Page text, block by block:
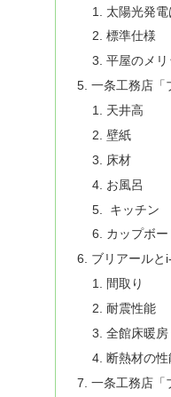
太陽光発
標準仕様
平屋のメリ
一条工務店「
天井高
壁紙
床材
お風呂
キッチン
カップボー
ブリアールと
間取り
耐震性能
全館床暖房
断熱材の性
一条工務店「